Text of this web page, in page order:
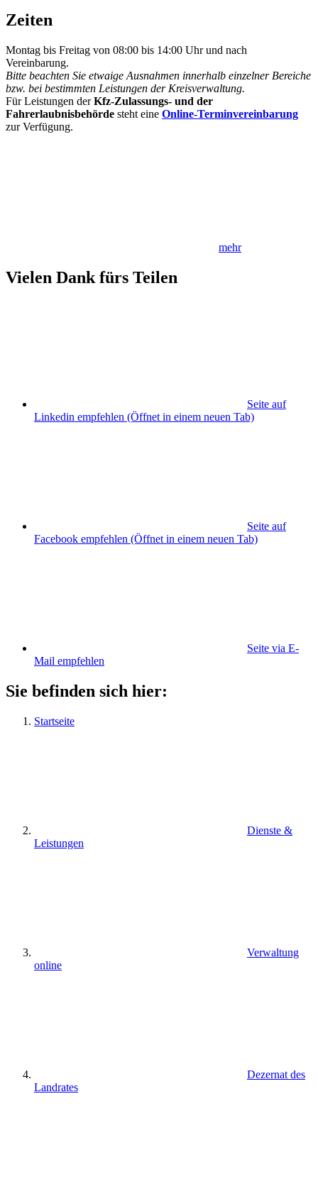
Zeiten
Montag bis Freitag von 08:00 bis 14:00 Uhr und nach
Vereinbarung.
Bitte beachten Sie etwaige Ausnahmen innerhalb einzelner Bereiche
bzw. bei bestimmten Leistungen der Kreisverwaltung.
Für Leistungen derKfz-Zulassungs- und der
Fahrerlaubnisbehörde steht eine Online-Terminvereinbarung
zur Verfügung.
mehr
Vielen Dank fürs Teilen
Seite auf
Linkedin empfehlen (Öffnet in einem neuen Tab)
Seite auf
Facebook empfehlen (Öffnet in einem neuen Tab)
Seite via E-
Mail empfehlen
Sie befinden sich hier:
Startseite
Dienste &
Leistungen
Verwaltung
online
Dezernat des
Landrates